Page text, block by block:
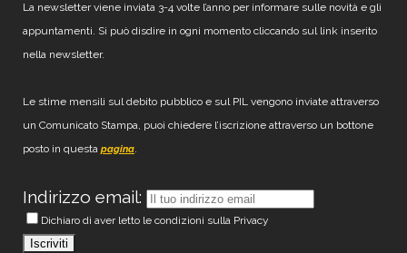
La newsletter viene inviata 3-4 volte l’anno per informare sulle novità e gli
appuntamenti. Si può disdire in ogni momento cliccando sul link inserito
nella newsletter.
Le stime mensili sul debito pubblico e sul PIL vengono inviate attraverso
un Comunicato Stampa, puoi chiedere l’iscrizione attraverso un bottone
posto in questa pagina.
Indirizzo email:
Dichiaro di aver letto le condizioni sulla Privacy